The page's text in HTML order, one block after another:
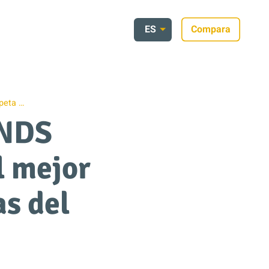
ES Compara
…
mejor
del